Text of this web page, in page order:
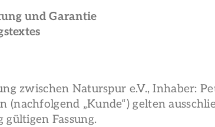
und Garantie
zwischen Naturspur e.V., Inhaber:
(nachfolgend „Kunde“) gelten
Fassung.